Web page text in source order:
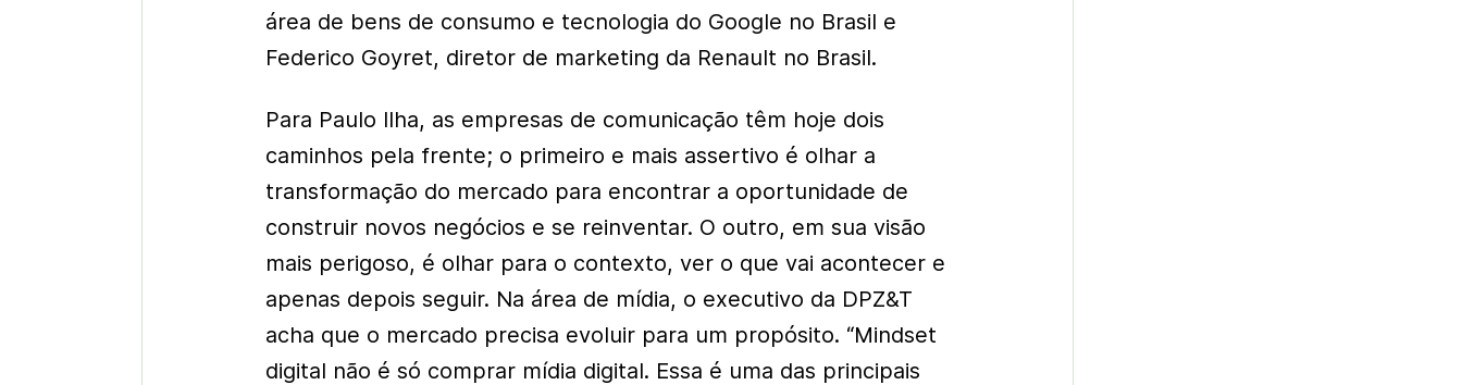
área de bens de consumo e tecnologia do Google no Brasil e
Federico Goyret, diretor de marketing da Renault no Brasil.
Para Paulo Ilha, as empresas de comunicação têm hoje dois
caminhos pela frente; o primeiro e mais assertivo é olhar a
transformação do mercado para encontrar a oportunidade de
construir novos negócios e se reinventar. O outro, em sua visão
mais perigoso, é olhar para o contexto, ver o que vai acontecer e
apenas depois seguir. Na área de mídia, o executivo da DPZ&T
acha que o mercado precisa evoluir para um propósito. “Mindset
digital não é só comprar mídia digital. Essa é uma das principais